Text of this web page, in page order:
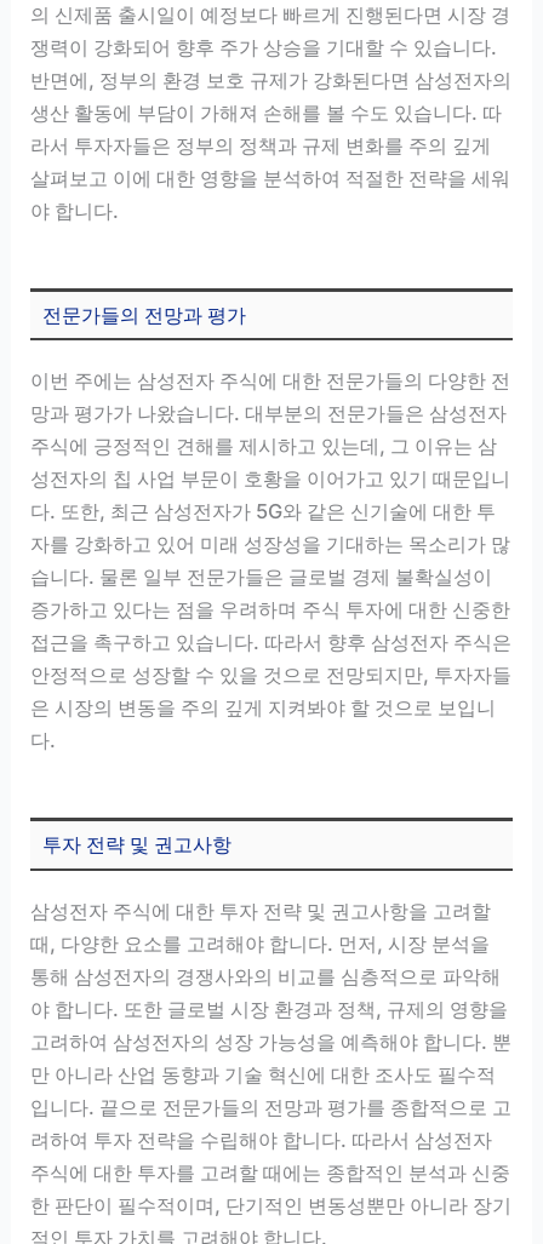
의 신제품 출시일이 예정보다 빠르게 진행된다면 시장 경
쟁력이 강화되어 향후 주가 상승을 기대할 수 있습니다.
반면에, 정부의 환경 보호 규제가 강화된다면 삼성전자의
생산 활동에 부담이 가해져 손해를 볼 수도 있습니다. 따
라서 투자자들은 정부의 정책과 규제 변화를 주의 깊게
살펴보고 이에 대한 영향을 분석하여 적절한 전략을 세워
야 합니다.
전문가들의 전망과 평가
이번 주에는 삼성전자 주식에 대한 전문가들의 다양한 전
망과 평가가 나왔습니다. 대부분의 전문가들은 삼성전자
주식에 긍정적인 견해를 제시하고 있는데, 그 이유는 삼
성전자의 칩 사업 부문이 호황을 이어가고 있기 때문입니
다. 또한, 최근 삼성전자가 5G와 같은 신기술에 대한 투
자를 강화하고 있어 미래 성장성을 기대하는 목소리가 많
습니다. 물론 일부 전문가들은 글로벌 경제 불확실성이
증가하고 있다는 점을 우려하며 주식 투자에 대한 신중한
접근을 촉구하고 있습니다. 따라서 향후 삼성전자 주식은
안정적으로 성장할 수 있을 것으로 전망되지만, 투자자들
은 시장의 변동을 주의 깊게 지켜봐야 할 것으로 보입니
다.
투자 전략 및 권고사항
삼성전자 주식에 대한 투자 전략 및 권고사항을 고려할
때, 다양한 요소를 고려해야 합니다. 먼저, 시장 분석을
통해 삼성전자의 경쟁사와의 비교를 심층적으로 파악해
야 합니다. 또한 글로벌 시장 환경과 정책, 규제의 영향을
고려하여 삼성전자의 성장 가능성을 예측해야 합니다. 뿐
만 아니라 산업 동향과 기술 혁신에 대한 조사도 필수적
입니다. 끝으로 전문가들의 전망과 평가를 종합적으로 고
려하여 투자 전략을 수립해야 합니다. 따라서 삼성전자
주식에 대한 투자를 고려할 때에는 종합적인 분석과 신중
한 판단이 필수적이며, 단기적인 변동성뿐만 아니라 장기
적인 투자 가치를 고려해야 합니다.